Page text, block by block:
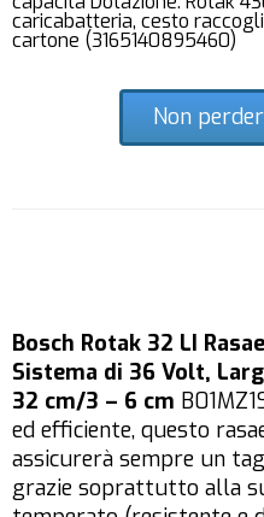
caricabatteria, cesto
cartone (3165140895460)
Non
Bosch Rotak 32 LI
Sistema di 36 Volt,
32 cm/3 – 6 cm
ed efficiente, questo
assicurerà sempre un
grazie soprattutto alla